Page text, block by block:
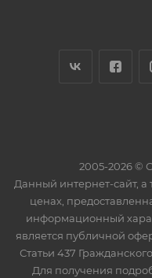
2005-2026
Данный интернет-сайт,
ценах,
информационный
является публичной
Статьи 437
Для получения